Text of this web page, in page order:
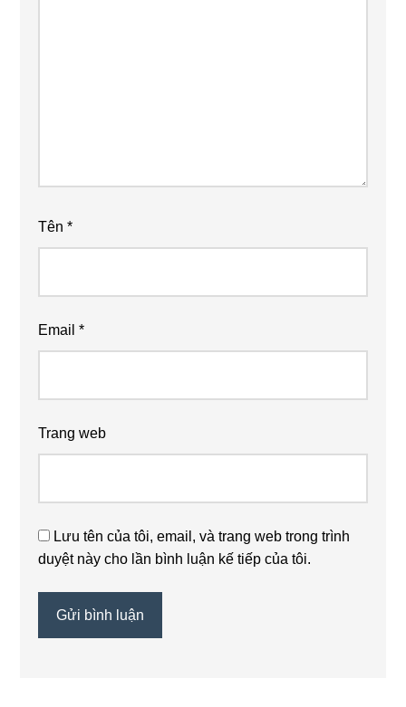
Tên*
Email*
Trang web
Lưu tên của tôi, email, và trang web trong trình
duyệt này cho lần bình luận kế tiếp của tôi.